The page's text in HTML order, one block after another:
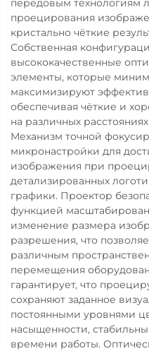
проецирования
кристально чёткие
Собственная
высококачественные
элементы, которые
максимизируют
обеспечивая чёткие и
на различных
Механизм точной
микронастройки для
изображения при
детализированных
графики. Проектор
функцией
изменение размера
разрешения, что
различным
перемещения
гарантирует, что
сохраняют заданное
постоянными уровнями
насыщенности,
времени работы.